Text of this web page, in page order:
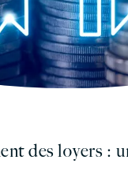
des loyers :